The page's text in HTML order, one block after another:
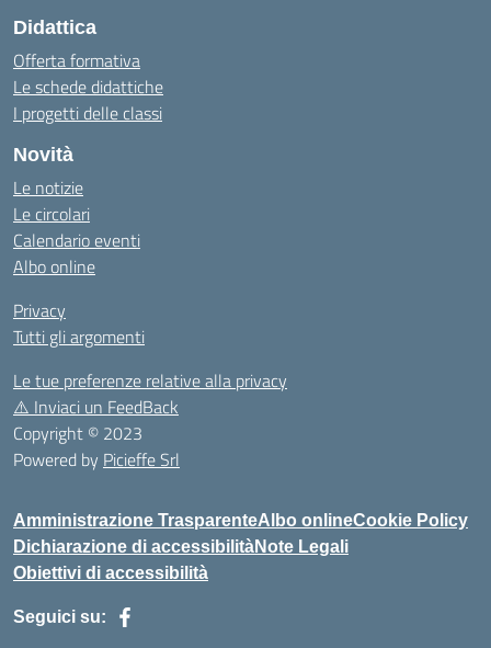
Didattica
Offerta formativa
Le schede didattiche
I progetti delle classi
Novità
Le notizie
Le circolari
Calendario eventi
Albo online
Privacy
Tutti gli argomenti
Le tue preferenze relative alla privacy
⚠️ Inviaci un FeedBack
Copyright © 2023
Powered by Picieffe Srl
Amministrazione TrasparenteAlbo onlineCookie Policy
Dichiarazione di accessibilitàNote Legali
Obiettivi di accessibilità
Seguici su: